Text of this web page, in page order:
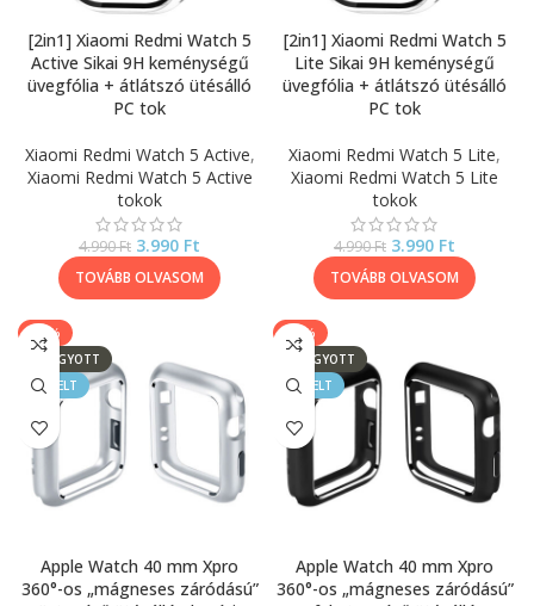
[2in1] Xiaomi Redmi Watch 5
Active Sikai 9H keménységű
üvegfólia + átlátszó ütésálló
PC tok
Xiaomi Redmi Watch 5 Active,
Xiaomi Redmi Watch 5 Active
tokok
4.990Ft 3.990 Ft
TOVÁBB OLVASOM
[2in1] Xiaomi Redmi Watch 5
Lite Sikai 9H keménységű
üvegfólia + átlátszó ütésálló
PC tok
Xiaomi Redmi Watch 5 Lite,
Xiaomi Redmi Watch 5 Lite
tokok
4.990Ft 3.990 Ft
TOVÁBB OLVASOM
-17%
ELFOGYOTT
KIEMELT
Apple Watch 40 mm Xpro
360°-os „mágneses záródású”
-17%
ELFOGYOTT
KIEMELT
Apple Watch 40 mm Xpro
360°-os „mágneses záródású”